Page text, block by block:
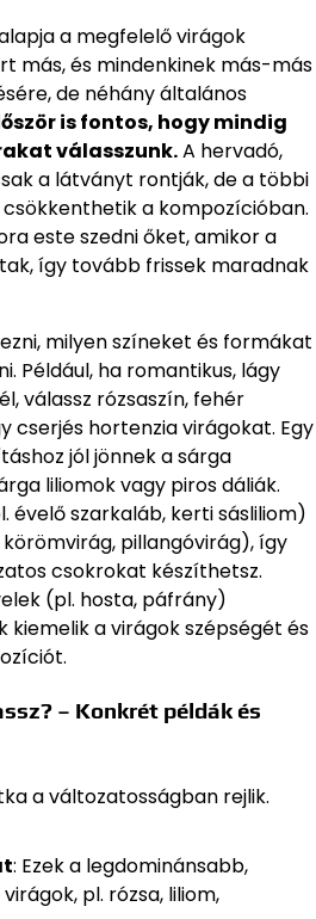
a megfelelő virágok
más, és mindenkinek más-más
de néhány általános
is fontos, hogy mindig
válasszunk.A hervadó,
a látványt rontják, de a többi
a kompozícióban.
este szedni őket, amikor a
így tovább frissek maradnak
milyen színeket és formákat
Például, ha romantikus, lágy
válassz rózsaszín, fehér
cserjés hortenzia virágokat. Egy
jól jönnek a sárga
liliomok vagy piros dáliák.
évelő szarkaláb, kerti sásliliom)
pillangóvirág), így
csokrokat készíthetsz.
(pl. hosta, páfrány)
kiemelik a virágok szépségét és
– Konkrét példák és
a változatosságban rejlik.
: Ezek a legdominánsabb,
pl. rózsa, liliom,